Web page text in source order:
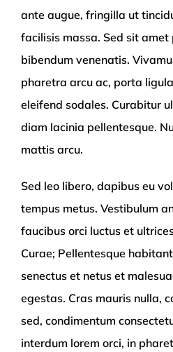
ante augue, fringilla ut
facilisis massa. Sed sit
bibendum venenatis.
pharetra arcu ac, porta
eleifend sodales. Curabitur
diam lacinia pellentesque.
mattis arcu.
Sed leo libero, dapibus eu
tempus metus. Vestibulum
faucibus orci luctus et
Curae; Pellentesque
senectus et netus et
egestas. Cras mauris nulla,
sed, condimentum
interdum lorem orci, in